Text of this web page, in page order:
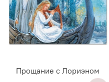
Прощание с Лориэном